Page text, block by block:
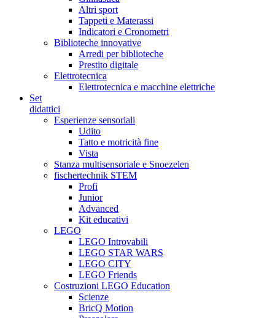
Altri sport
Tappeti e Materassi
Indicatori e Cronometri
Biblioteche innovative
Arredi per biblioteche
Prestito digitale
Elettrotecnica
Elettrotecnica e macchine elettriche
Set
didattici
Esperienze sensoriali
Udito
Tatto e motricità fine
Vista
Stanza multisensoriale e Snoezelen
fischertechnik STEM
Profi
Junior
Advanced
Kit educativi
LEGO
LEGO Introvabili
LEGO STAR WARS
LEGO CITY
LEGO Friends
Costruzioni LEGO Education
Scienze
BricQ Motion